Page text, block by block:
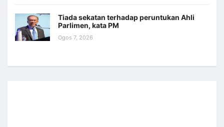
Tiada sekatan terhadap peruntukan Ahli
Parlimen, kata PM
Ogos 7, 2026